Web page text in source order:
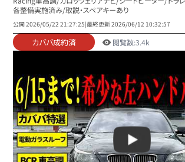
各整備実施済み/取説・スペアキーあり
公開2026/05/22 21:27:25|最終更新2026/06/12 10:32:57
カババ成約済 閲覧数:3.4k